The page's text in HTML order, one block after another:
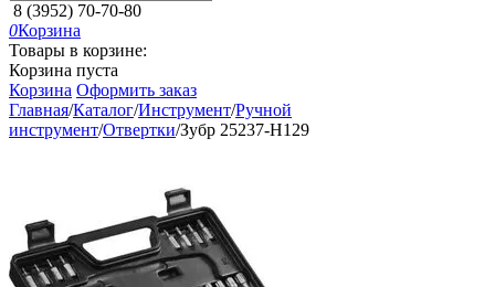
8 (3952) 70-70-80
0Корзина
Товары в корзине:
Корзина пуста
Корзина Оформить заказ
Главная/Каталог/Инструмент/Ручной
инструмент/Отвертки/Зубр 25237-H129